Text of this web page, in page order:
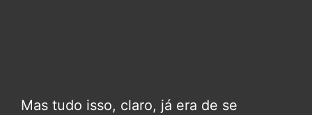
Mas tudo isso, claro, já era de se